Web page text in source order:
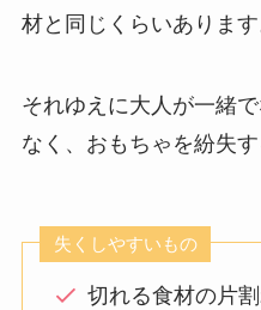
材と同じくらいあります
それゆえに大人が一緒
なく、おもちゃを紛失
失くしやすいもの
切れる食材の片